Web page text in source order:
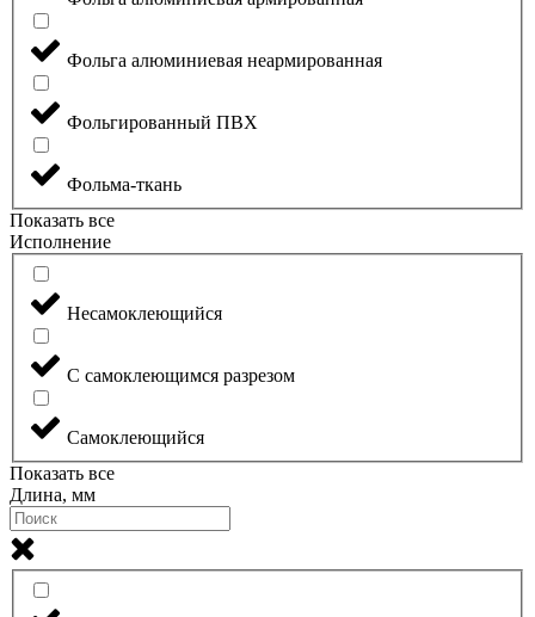
Фольга алюминиевая неармированная
Фольгированный ПВХ
Фольма-ткань
Показать все
Исполнение
Несамоклеющийся
С самоклеющимся разрезом
Самоклеющийся
Показать все
Длина, мм